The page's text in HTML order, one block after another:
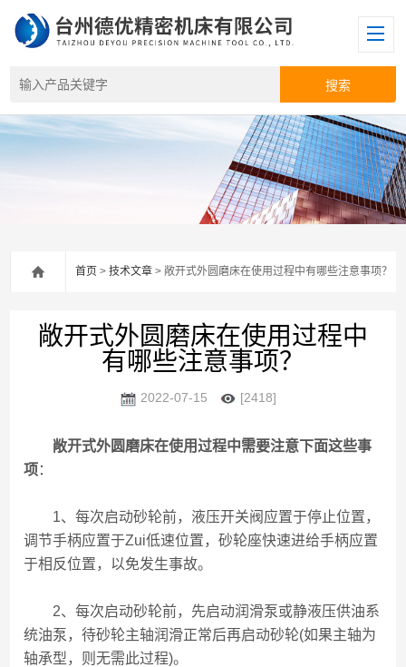
首页 >技术文章 > 敞开式外圆磨床在使用过程中有哪些注意事项？
敞开式外圆磨床在使用过程中
有哪些注意事项？
2022-07-15 [2418]
敞开式外圆磨床在使用过程中需要注意下面这些事
项 ：
1、每次启动砂轮前，液压开关阀应置于停止位置，
调节手柄应置于Zui低速位置，砂轮座快速进给手柄应置
于相反位置，以免发生事故。
2、每次启动砂轮前，先启动润滑泵或静液压供油系
统油泵，待砂轮主轴润滑正常后再启动砂轮(如果主轴为
轴承型，则无需此过程)。